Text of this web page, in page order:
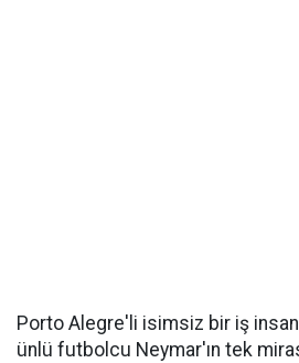
Porto Alegre'li isimsiz bir iş
ünlü futbolcu Neymar'ın tek